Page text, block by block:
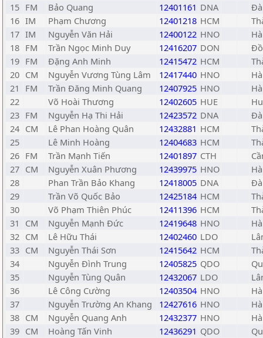
15 FM Bảo Quang 12401161 DNA
16 IM Phạm Chương 12401218 HCM
17 IM Nguyễn Văn Hải 12400122 HNO
18 FM Trần Ngọc Minh Duy 12416207 DON
19 FM Đặng Anh Minh 12415472 HCM
20 CM Nguyễn Vương Tùng Lâm 12417440 HNO
21
FM Trần Đăng Minh Quang 12407925 HNO
22
Võ Hoài Thương 12402605 HUE
23 FM Nguyễn Hạ Thi Hải 12423572 DNA
24 CM Lê Phan Hoàng Quân 12432881 HCM
25
Lê Minh Hoàng 12404683 HCM
26 FM Trần Mạnh Tiến 12401897 CTH
27 CM Nguyễn Xuân Phương 12439975 HNO
28
Phan Trần Bảo Khang 12418005 DNA
29
Trần Võ Quốc Bảo 12425184 HCM
30
Võ Phạm Thiên Phúc 12411396 HCM
31
CM Nguyễn Mạnh Đức 12419648 HNO
32 CM Lê Hữu Thái 12402460 LDO
33 CM Nguyễn Thái Sơn 12415642 HCM
34
Nguyễn Đình Trung 12405825 QDO
35
Nguyễn Tùng Quân 12432067 LDO
36
Lê Công Cường 12403504 HNO
37
Nguyễn Trường An Khang 12427616 HNO
38 CM Nguyễn Quang Anh 12432377 HNO
39 CM Hoàng Tấn Vinh 12436291 QDO